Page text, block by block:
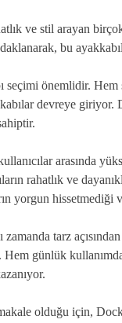
ve stil arayan
bu
önemlidir. Hem
devreye
arasında
rahatlık ve
yorgun
zamanda tarz
Hem günlük
olduğu için,